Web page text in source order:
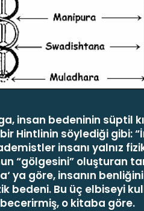
insan be­deninin süptil
Hintlinin söy­lediği gibi:
insanı yalnız
“gölgesini” oluş­turan
‘ ya göre, insanın
bedeni. Bu üç elbiseyi
o kitaba göre.